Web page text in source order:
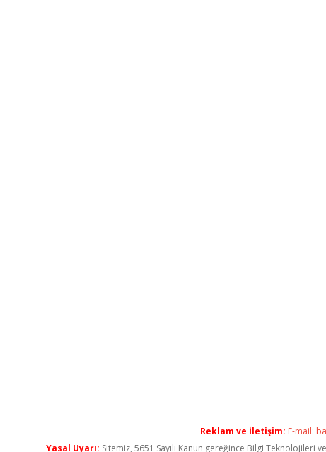
Reklam ve İletişim: E-mail:
Yasal Uyarı: Sitemiz, 5651 Sayılı Kanun gereğince Bilgi